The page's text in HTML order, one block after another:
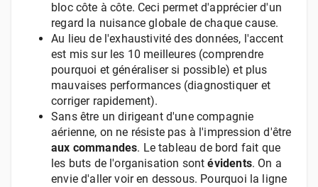
bloc côte à côte. Ceci permet d'apprécier d'un
regard la nuisance globale de chaque cause.
Au lieu de l'exhaustivité des données, l'accent
est mis sur les 10 meilleures (comprendre
pourquoi et généraliser si possible) et plus
mauvaises performances (diagnostiquer et
corriger rapidement).
Sans être un dirigeant d'une compagnie
aérienne, on ne résiste pas à l'impression d'être
aux commandes. Le tableau de bord fait que
les buts de l'organisation sontévidents. On a
envie d'aller voir en dessous. Pourquoi la ligne